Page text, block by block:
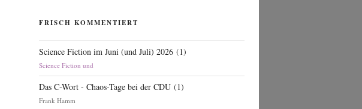
FRISCH KOMMENTIERT
Science Fiction im Juni (und Juli) 2026 (1)
Science Fiction und
Das C-Wort - Chaos-Tage bei der CDU (1)
Frank Hamm